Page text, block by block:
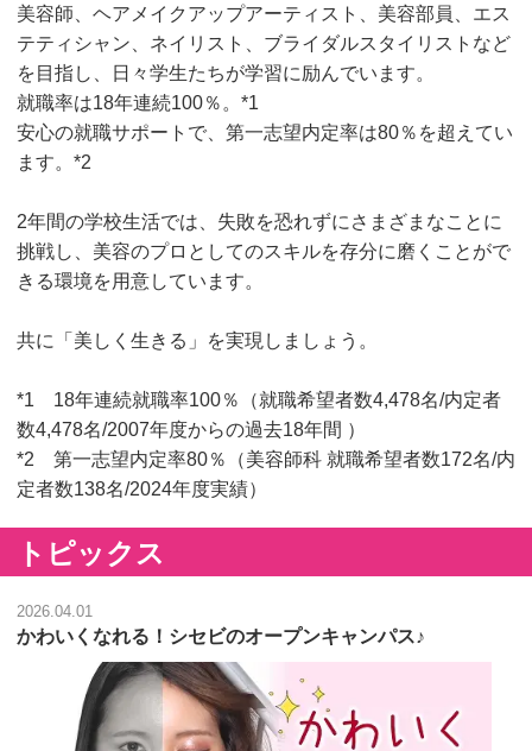
美容師、ヘアメイクアップアーティスト、美容部員、エス
テティシャン、ネイリスト、ブライダルスタイリストなど
を目指し、日々学生たちが学習に励んでいます。
就職率は18年連続100％。*1
安心の就職サポートで、第一志望内定率は80％を超えてい
ます。*2
2年間の学校生活では、失敗を恐れずにさまざまなことに
挑戦し、美容のプロとしてのスキルを存分に磨くことがで
きる環境を用意しています。
共に「美しく生きる」を実現しましょう。
*1 18年連続就職率100％（就職希望者数4,478名/内定者
数4,478名/2007年度からの過去18年間 ）
*2 第一志望内定率80％（美容師科 就職希望者数172名/内
定者数138名/2024年度実績）
トピックス
2026.04.01
かわいくなれる！シセビのオープンキャンパス♪